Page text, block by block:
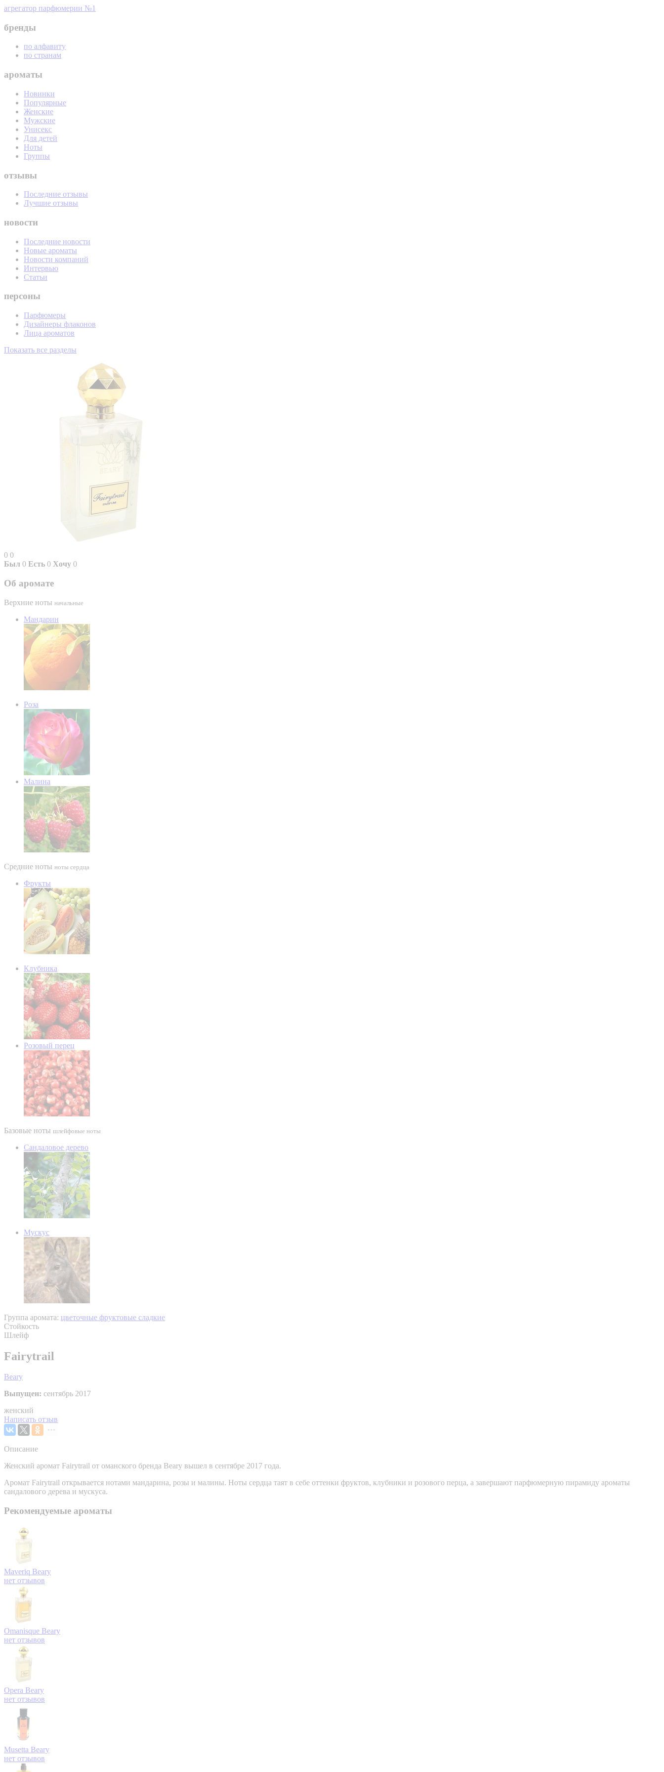
агрегатор парфюмерии №1
бренды
по алфавиту
по странам
ароматы
Новинки
Популярные
Женские
Мужские
Унисекс
Для детей
Ноты
Группы
отзывы
Последние отзывы
Лучшие отзывы
новости
Последние новости
Новые ароматы
Новости компаний
Интервью
Статьи
персоны
Парфюмеры
Дизайнеры флаконов
Лица ароматов
Показать все разделы
0 0
Был 0 Есть 0 Хочу 0
Об аромате
Верхние ноты начальные
Мандарин
Роза
Малина
Средние ноты ноты сердца
Фрукты
Клубника
Розовый перец
Базовые ноты шлейфовые ноты
Сандаловое дерево
Мускус
Группа аромата: цветочные фруктовые сладкие
Стойкость
Шлейф
Fairytrail
Beary
Выпущен: сентябрь 2017
женский
Написать отзыв
Описание
Женский аромат Fairytrail от оманского бренда Beary вышел в сентябре 2017 года.
Аромат Fairytrail открывается нотами мандарина, розы и малины. Ноты сердца таят в себе оттенки фруктов, клубники и розового перца, а завершают парфюмерную пирамиду ароматы
сандалового дерева и мускуса.
Рекомендуемые ароматы
Maveriq Beary
нет отзывов
Omanisque Beary
нет отзывов
Opera Beary
нет отзывов
Musetta Beary
нет отзывов